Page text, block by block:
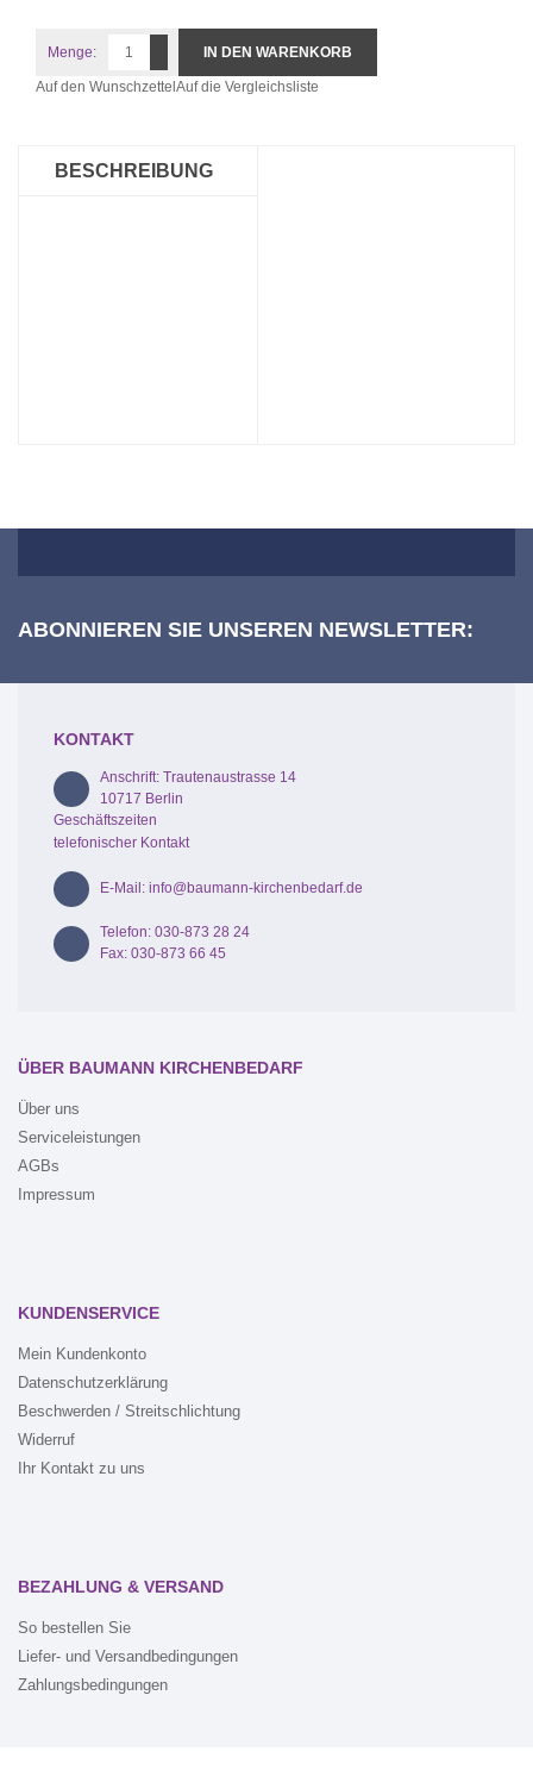
Menge: IN DEN WARENKORB
Auf den WunschzettelAuf die Vergleichsliste
BESCHREIBUNG
ABONNIEREN SIE UNSEREN NEWSLETTER:
KONTAKT
Anschrift: Trautenaustrasse 14
10717 Berlin
Geschäftszeiten
telefonischer Kontakt
E-Mail: info@baumann-kirchenbedarf.de
Telefon: 030-873 28 24
Fax: 030-873 66 45
ÜBER BAUMANN KIRCHENBEDARF
Über uns
Serviceleistungen
AGBs
Impressum
KUNDENSERVICE
Mein Kundenkonto
Datenschutzerklärung
Beschwerden / Streitschlichtung
Widerruf
Ihr Kontakt zu uns
BEZAHLUNG & VERSAND
So bestellen Sie
Liefer- und Versandbedingungen
Zahlungsbedingungen